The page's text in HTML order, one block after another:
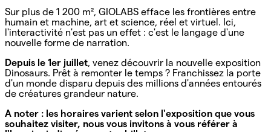
Sur plus de 1 200 m², GIOLABS efface les frontières entre
humain et machine, art et science, réel et virtuel. Ici,
l'interactivité n'est pas un effet : c'est le langage d'une
nouvelle forme de narration.
Depuis le 1er juillet, venez découvrir la nouvelle exposition
Dinosaurs. Prêt à remonter le temps ? Franchissez la porte
d'un monde disparu depuis des millions d'années entourés
de créatures grandeur nature.
A noter : les horaires varient selon l'exposition que vous
souhaitez visiter, nous vous invitons à vous référer à